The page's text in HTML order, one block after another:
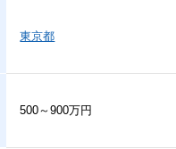
東京都
500～900万円